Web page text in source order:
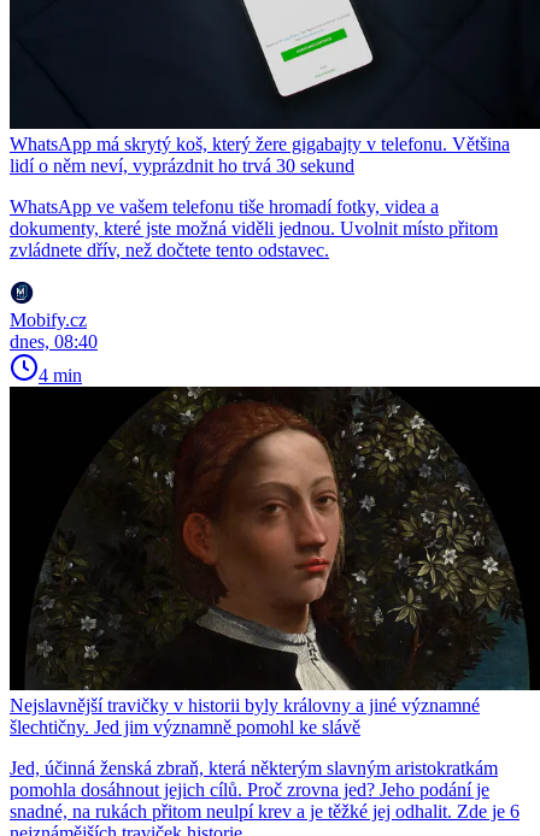
WhatsApp má skrytý koš, který žere gigabajty v telefonu. Většina
lidí o něm neví, vyprázdnit ho trvá 30 sekund
WhatsApp ve vašem telefonu tiše hromadí fotky, videa a
dokumenty, které jste možná viděli jednou. Uvolnit místo přitom
zvládnete dřív, než dočtete tento odstavec.
Mobify.cz
dnes, 08:40
4 min
Nejslavnější travičky v historii byly královny a jiné významné
šlechtičny. Jed jim významně pomohl ke slávě
Jed, účinná ženská zbraň, která některým slavným aristokratkám
pomohla dosáhnout jejich cílů. Proč zrovna jed? Jeho podání je
snadné, na rukách přitom neulpí krev a je těžké jej odhalit. Zde je 6